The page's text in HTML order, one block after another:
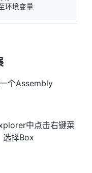
环境变量
个Assembly
中点击右键菜
选择Box